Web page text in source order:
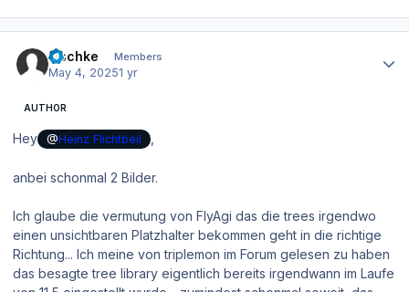
zischke Members
May 4, 20251 yr
AUTHOR
Hey @Heinz Flichtbeil
anbei schonmal 2 Bilder.
Ich glaube die vermutung von FlyAgi das die trees irgendwo
einen unsichtbaren Platzhalter bekommen geht in die richtige
Richtung... Ich meine von triplemon im Forum gelesen zu haben
das besagte tree library eigentlich bereits irgendwann im Laufe